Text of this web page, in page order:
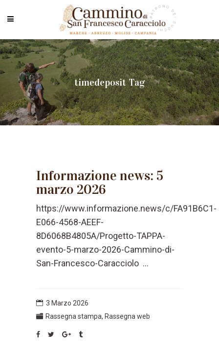
timedeposit Tag
Informazione news: 5
marzo 2026
https://www.informazione.news/c/FA91B6C1-
E066-4568-AEEF-
8D6068B4805A/Progetto-TAPPA-
evento-5-marzo-2026-Cammino-di-
San-Francesco-Caracciolo ...
3 Marzo 2026
Rassegna stampa, Rassegna web